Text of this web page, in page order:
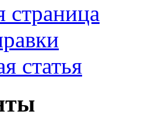
страница
статья